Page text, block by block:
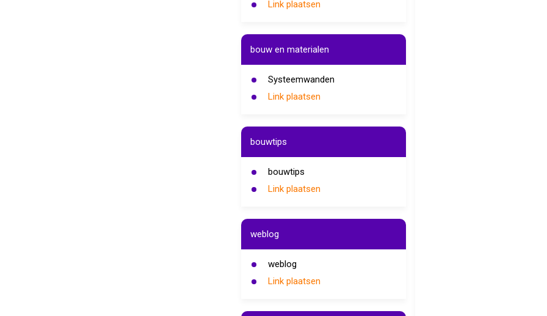
Link plaatsen
bouw en materialen
Systeemwanden
Link plaatsen
bouwtips
bouwtips
Link plaatsen
weblog
weblog
Link plaatsen